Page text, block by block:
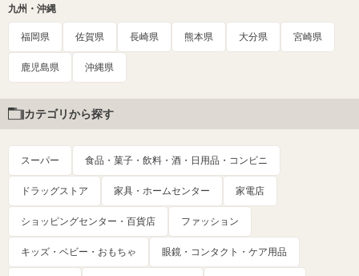
九州・沖縄
福岡県 佐賀県 長崎県 熊本県 大分県 宮崎県
鹿児島県 沖縄県
カテゴリから探す
スーパー 食品・菓子・飲料・酒・日用品・コンビニ
ドラッグストア 家具・ホームセンター 家電店
ショッピングセンター・百貨店 ファッション
キッズ・ベビー・おもちゃ 眼鏡・コンタクト・ケア用品